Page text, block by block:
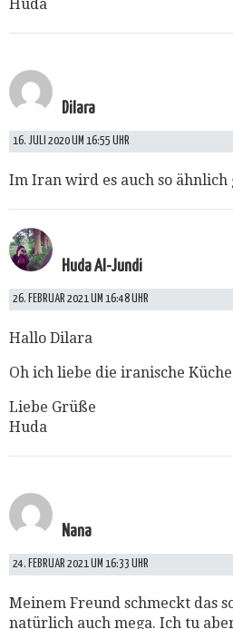
Huda
Dilara
16. JULI 2020 UM 16:55 UHR
Im Iran wird es auch so ähnlich
Huda Al-Jundi
26. FEBRUAR 2021 UM 16:48 UHR
Hallo Dilara
Oh ich liebe die iranische
Liebe Grüße
Huda
Nana
24. FEBRUAR 2021 UM 16:33 UHR
Meinem Freund schmeckt das
natürlich auch mega. Ich tu